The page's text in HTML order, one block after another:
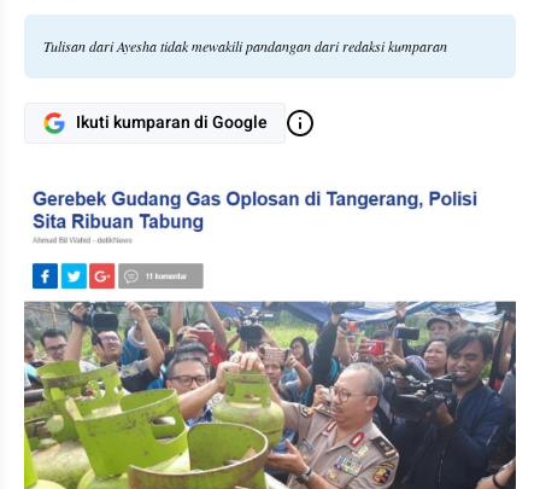
Tulisan dari Ayesha tidak mewakili pandangan dari redaksi kumparan
Ikuti kumparan di Google